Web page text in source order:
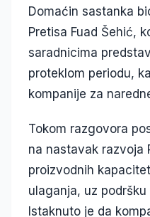
Domaćin sastanka
Pretisa Fuad Šehić,
saradnicima
proteklom periodu,
kompanije za
Tokom razgovora
na nastavak razvoja
proizvodnih
ulaganja, uz podršku
Istaknuto je da